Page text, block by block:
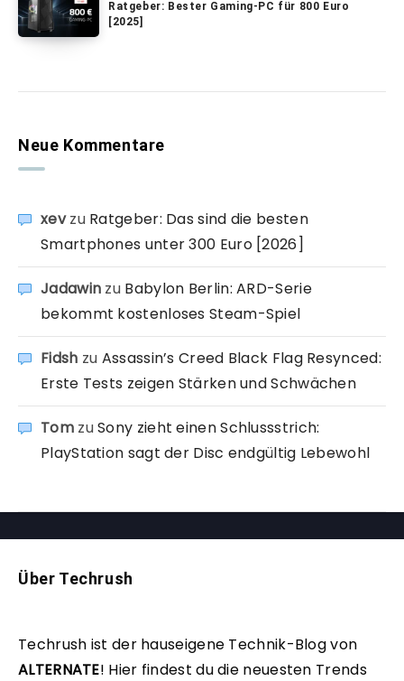
Ratgeber: Bester Gaming-PC für 800 Euro
[2025]
Neue Kommentare
xevzu Ratgeber: Das sind die besten
Smartphones unter 300 Euro [2026]
Jadawin zu Babylon Berlin: ARD-Serie
bekommt kostenloses Steam-Spiel
Fidsh zu Assassin’s Creed Black Flag Resynced:
Erste Tests zeigen Stärken und Schwächen
TomzuSony zieht einen Schlussstrich:
PlayStation sagt der Disc endgültig Lebewohl
Über Techrush
Techrush ist der hauseigene Technik-Blog von
ALTERNATE! Hier findest du die neuesten Trends